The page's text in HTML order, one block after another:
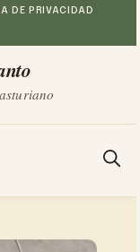
DE PRIVACIDAD